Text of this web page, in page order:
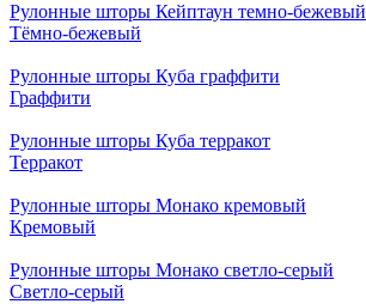
Рулонные шторы Кейптаун темно-бежевый
Тёмно-бежевый
Рулонные шторы Куба граффити
Граффити
Рулонные шторы Куба терракот
Терракот
Рулонные шторы Монако кремовый
Кремовый
Рулонные шторы Монако светло-серый
Светло-серый